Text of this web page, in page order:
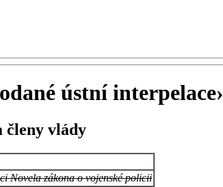
ústní interpelace›
členy vlády
Novela zákona o vojenské policii